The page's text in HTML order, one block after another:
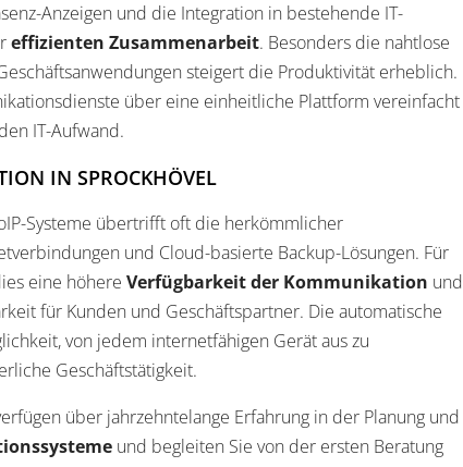
Anzeigen und die Integration in bestehende IT-
effizienten Zusammenarbeit. Besonders die nahtlose
steigert die Produktivität erheblich.
über eine einheitliche Plattform vereinfacht
IT-Aufwand.
IN SPROCKHÖVEL
Systeme übertrifft oft die herkömmlicher
und Cloud-basierte Backup-Lösungen. Für
eine höhere Verfügbarkeit der Kommunikation und
für Kunden und Geschäftspartner. Die automatische
von jedem internetfähigen Gerät aus zu
Geschäftstätigkeit.
über jahrzehntelange Erfahrung in der Planung und
und begleiten Sie von der ersten Beratung